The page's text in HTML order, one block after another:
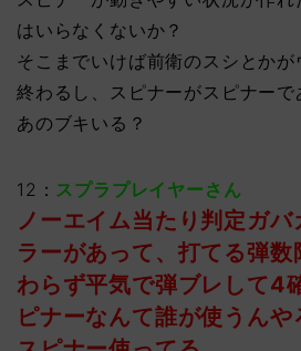
はいらなくないか？
そこまでいけば前衛のスシとか
終わるし、スピナーがスピナー
あのブキいる？
12： スプラプレイヤーさん
ノーエイム当たり判定ガ
ラーがあって、打てる弾数
わらず平気で弾ブレして4
ピナーなんて誰が使うん